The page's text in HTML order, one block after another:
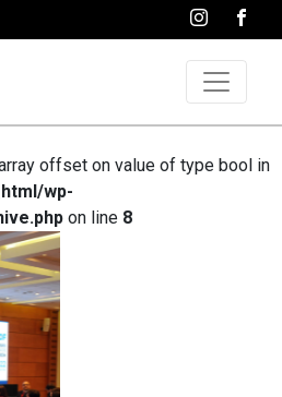
offset on value of type bool in
wp-
on line 8